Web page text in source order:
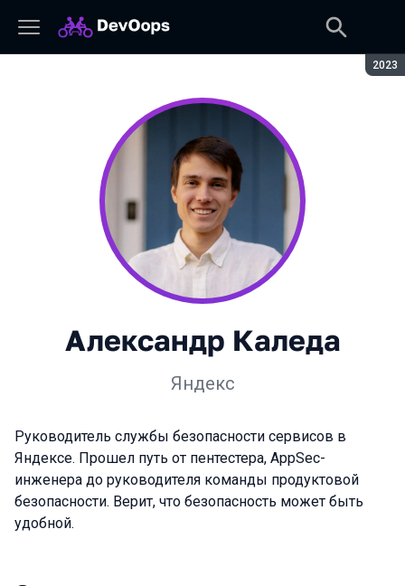
2023
Александр Каледа
Яндекс
Руководитель службы безопасности сервисов в
Яндексе. Прошел путь от пентестера, AppSec-
инженера до руководителя команды продуктовой
безопасности. Верит, что безопасность может быть
удобной.